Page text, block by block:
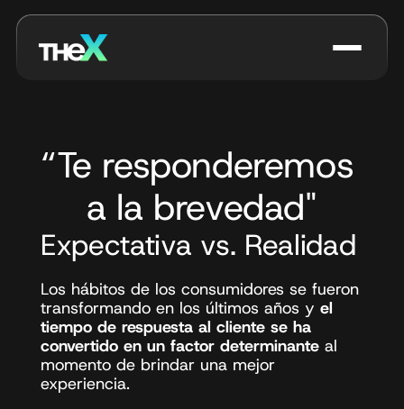
“Te responderemos
a la brevedad"
Expectativa vs. Realidad
Los hábitos de los consumidores se fueron
transformando en los últimos años y el
tiempo de respuesta al cliente se ha
convertido en un factor determinante al
momento de brindar una mejor
experiencia.